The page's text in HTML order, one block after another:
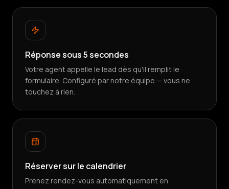
Réponse sous 5 secondes
Votre agent appelle le lead dès qu'il remplit le
formulaire. Configuré par notre équipe — vous ne
touchez à rien.
Réserver sur le calendrier
Prenez rendez-vous automatiquement en